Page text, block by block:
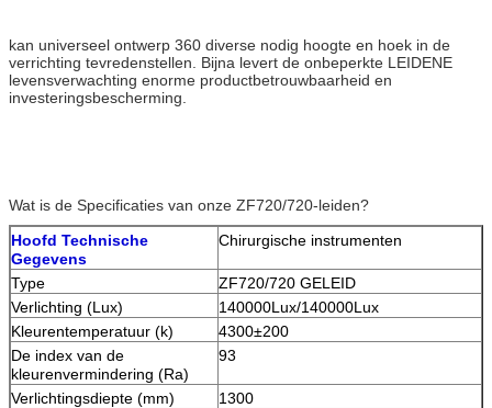
kan universeel ontwerp 360 diverse nodig hoogte en hoek in de
verrichting tevredenstellen. Bijna levert de onbeperkte LEIDENE
levensverwachting enorme productbetrouwbaarheid en
investeringsbescherming.
Wat is de Specificaties van onze ZF720/720-leiden?
Hoofd Technische
Gegevens
Chirurgische instrumenten
Type
ZF720/720 GELEID
Verlichting (Lux)
140000Lux/140000Lux
Kleurentemperatuur (k)
4300±200
De index van de
kleurenvermindering (Ra)
93
Verlichtingsdiepte (mm)
1300